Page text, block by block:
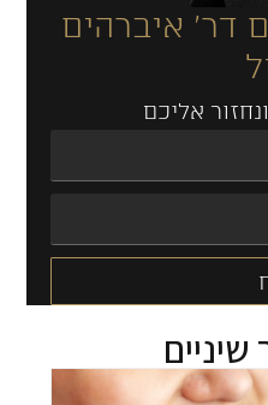
דר' איברהים
אליכם
שיניים